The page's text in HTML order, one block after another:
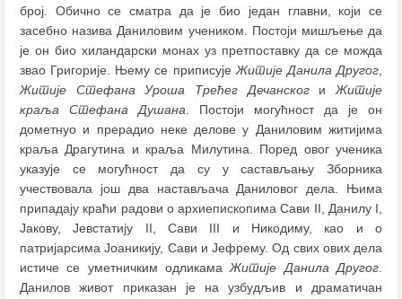
број. Обично се сматра да је био један главни, који се
засебно назива Даниловим учеником. Постоји мишљење да
је он био хиландарски монах уз претпоставку да се можда
звао Григорије. Њему се приписујеЖитије Данила Другог,
Житије Стефана Уроша Трећег ДечанскогиЖитије
краља Стефана Душана. Постоји могућност да је он
дометнуо и прерадио неке делове у Даниловим житијима
краља Драгутина и краља Милутина. Поред овог ученика
указује се могућност да су у састављању Зборника
учествовала још два настављача Даниловог дела. Њима
припадају краћи радови о архиепископима Сави II, Данилу I,
Јакову, Јевстатију II, Сави III и Никодиму, као и о
патријарсима Јоаникију, Сави и Јефрему. Од свих ових дела
истиче се уметничким одликамаЖитије Данила Другог.
Данилов живот приказан је на узбудљив и драматичан